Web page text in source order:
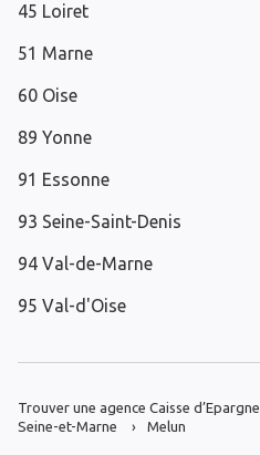
45 Loiret
51 Marne
60 Oise
89 Yonne
91 Essonne
93 Seine-Saint-Denis
94 Val-de-Marne
95 Val-d'Oise
Trouver une agence Caisse d’Epargne
Seine-et-Marne
Melun